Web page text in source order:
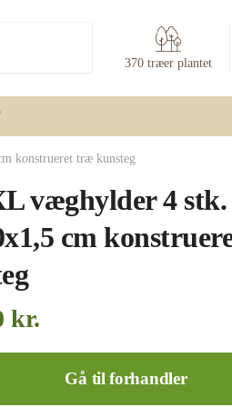
370 træer plantet
konstrueret træ kunsteg
væghylder 4 stk.
cm
kr.
Gå til forhandler